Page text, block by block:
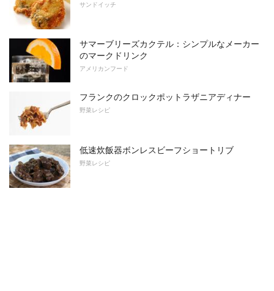
サンドイッチ
サマーブリーズカクテル：シンプルなメーカー
のマークドリンク
アメリカンフード
フランクのクロックポットラザニアディナー
野菜レシピ
低速炊飯器ボンレスビーフショートリブ
野菜レシピ